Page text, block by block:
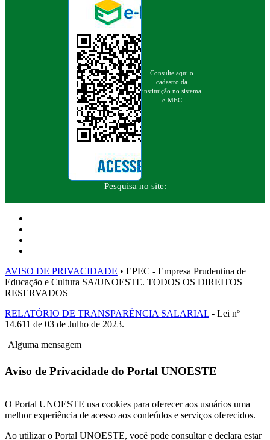
Consulte aqui o
cadastro da
instituição no sistema
e-MEC
Pesquisa no site:
AVISO DE PRIVACIDADE • EPEC - Empresa Prudentina de
Educação e Cultura SA/UNOESTE. TODOS OS DIREITOS
RESERVADOS
RELATÓRIO DE TRANSPARÊNCIA SALARIAL - Lei nº
14.611 de 03 de Julho de 2023.
Alguma mensagem
Aviso de Privacidade do Portal UNOESTE
O Portal UNOESTE usa cookies para oferecer aos usuários uma
melhor experiência de acesso aos conteúdos e serviços oferecidos.
Ao utilizar o Portal UNOESTE, você pode consultar e declara estar